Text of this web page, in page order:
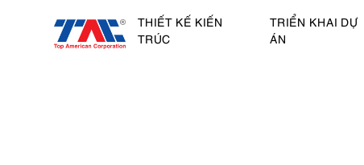
THIẾT KẾ KIẾN
TRÚC
TRIỂN KHAI DỰ
ÁN